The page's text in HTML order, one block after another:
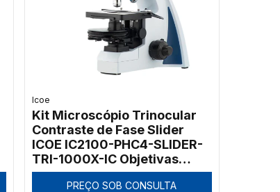
Icoe
Kit Microscópio Trinocular
Contraste de Fase Slider
ICOE IC2100-PHC4-SLIDER-
TRI-1000X-IC Objetivas
PH20x e PH100x 1000x
PREÇO SOB CONSULTA